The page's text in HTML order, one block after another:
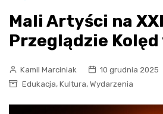
Mali Artyści na XXI
Przeglądzie Kolęd
Kamil Marciniak
10 grudnia 2025
Edukacja, Kultura, Wydarzenia